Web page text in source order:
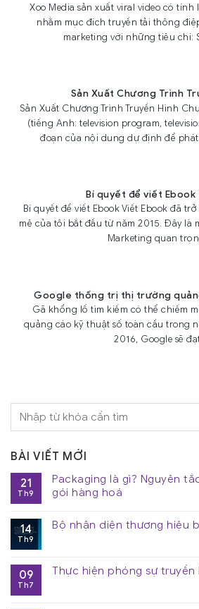
Xoo Media sản xuất viral video có tính
nhằm mục đích truyền tải thông
marketing với những tiêu chí:
Sản Xuất Chương Trình
Sản Xuất Chương Trình Truyền Hình
(tiếng Anh: television program,
đoạn của nội dung dự định để
Bí quyết để viết Ebook
Bí quyết để viết Ebook Viết Ebook đã
mê của tôi bắt đầu từ năm 2015. Đây là
Marketing quan
Google thống trị thị trường
Gã khổng lồ tìm kiếm có thể chiếm
quảng cáo kỹ thuật số toàn cầu trong
2016, Google sẽ
BÀI VIẾT MỚI
21
Th9
Packaging là gì? Nguyên
gói hàng hoá
14
Th9
Bộ nhận diện thương hiệu
09
Th7
Thực hiện phóng sự truyền